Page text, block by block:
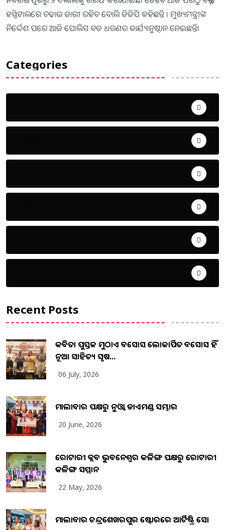
ହସ୍ପିଟାଲରେ ଚଢାଉ ଜାରୀ ରହିବ ବୋଲି ଡିଜିପି କହିଛନ୍ତି । ମୁଖ୍ୟମନ୍ତ୍ରୀଙ୍କ
ନିର୍ଦ୍ଦେଶ ପରେ ଆଜି ପୋଲିସ ବଡ ଧରଣର କାର୍ଯ୍ୟାନୁଷ୍ଠାନ ନେଇଛନ୍ତି।
Categories
Recent Posts
କବିତା ପୁସ୍ତକ ମୁଠାଏ ଅବସୋସ ଲୋକାର୍ପିତ ଅବସୋସ ହିଁ
ନୂଆ ସାହିତ୍ୟ ସୃଷ...
06 July, 2026
ମାଲାବାର ପକ୍ଷରୁ ନୁଓ୍ବା ଡାଏମଣ୍ଡ ସମ୍ଭାର
20 June, 2026
ରୋଟାରୀ କ୍ଲବ ଭୁବନେଶ୍ୱର କଳିଙ୍ଗ ପକ୍ଷରୁ ରୋଟାରୀ
କଳିଙ୍ଗ ସମ୍ମାନ
22 May, 2026
ମାଲାବାର ଚନ୍ଦ୍ରଶେଖରପୁର ଷ୍ଟୋରରେ ଆର୍ଟିଷ୍ଟ୍ରି ସୋ